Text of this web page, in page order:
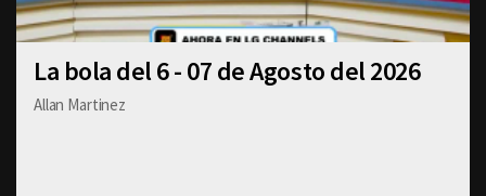
La bola del 6 - 07 de Agosto del 2026
Allan Martinez